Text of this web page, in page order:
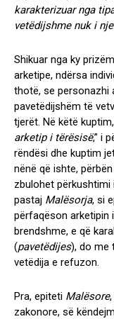
karakterizuar nga
vetëdijshme nuk i
Shikuar nga ky
arketipe, ndërsa
thotë, se personazhi
pavetëdijshëm të
tjerët. Në këtë
arketip i tërësisë,” i
rëndësi dhe kuptim
nënë që ishte,
zbulohet përkushtimi
pastaj Malësorja, si
përfaqëson arketipin
brendshme, e që
(pavetëdijes), do me
vetëdija e refuzon.
Pra, epiteti Malësore
zakonore, së